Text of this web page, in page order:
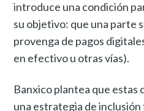
introduce una condición
su objetivo: que una parte
provenga de pagos
en efectivo u otras vías).
Banxico plantea que
una estrategia de